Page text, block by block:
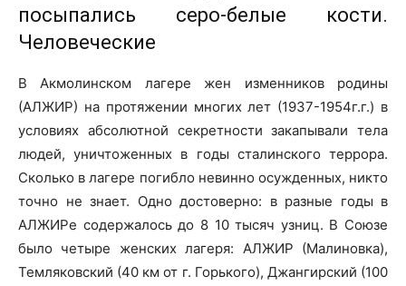
посыпались серо-белые кости.
Человеческие
В Акмолинском лагере жен изменников родины
(АЛЖИР) на протяжении многих лет (1937-1954г.г.) в
условиях абсолютной секретности закапывали тела
людей, уничтоженных в годы сталинского террора.
Сколько в лагере погибло невинно осужденных, никто
точно не знает. Одно достоверно: в разные годы в
АЛЖИРе содержалось до 8 10 тысяч узниц. В Союзе
было четыре женских лагеря: АЛЖИР (Малиновка),
Темляковский (40 км от г. Горького), Джангирский (100